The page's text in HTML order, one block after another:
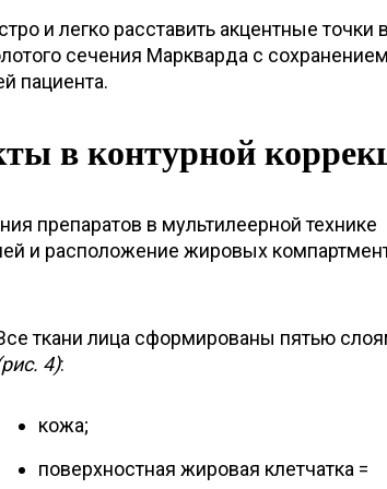
и легко расставить акцентные точки в
сечения Маркварда с сохранением
пациента.
в контурной
препаратов в мультилеерной технике
и расположение жировых
ткани лица сформированы пятью
4):
кожа;
поверхностная жировая клетчатка =